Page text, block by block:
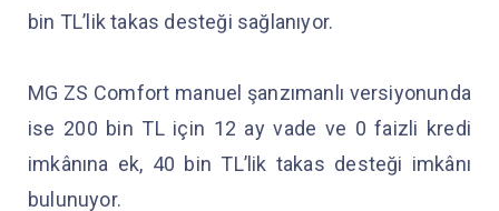
bin TL’lik takas desteği sağlanıyor.
MG ZS Comfort manuel şanzımanlı versiyonunda
ise 200 bin TL için 12 ay vade ve 0 faizli kredi
imkânına ek, 40 bin TL’lik takas desteği imkânı
bulunuyor.